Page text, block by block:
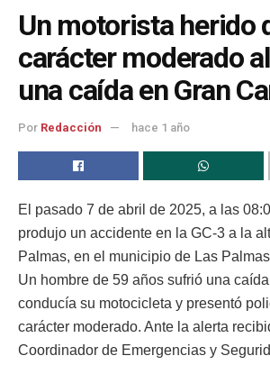
Un motorista herido
carácter moderado
una caída en Gran
Por Redacción hace 1 año
El pasado 7 de abril de 2025, a las
produjo un accidente en la GC-3 a la
Palmas, en el municipio de Las
Un hombre de 59 años sufrió una
conducía su motocicleta y presentó
carácter moderado. Ante la alerta
Coordinador de Emergencias y